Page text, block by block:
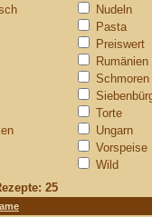
Nudeln
Pasta
Preiswert
Rumänien
Schmoren
Torte
Ungarn
Vorspeise
Wild
25